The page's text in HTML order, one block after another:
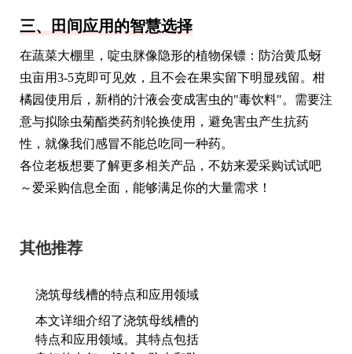
三、田间应用的智慧选择
在蔬菜大棚里，啶虫脒像隐形的植物保镖：防治黄瓜蚜
虫亩用3-5克即可见效，且不会在果实留下明显残留。柑
橘园使用后，新梢的汁液会变成害虫的"毒饮料"。需要注
意与拟除虫菊酯类药剂轮换使用，避免害虫产生抗药
性，就像我们感冒不能总吃同一种药。
各位老板想要了解更多相关产品，不妨来爱采购试试吧
～爱采购信息全面，能够满足你的大量需求！
其他推荐
浇筑母线槽的特点和应用领域
本文详细介绍了浇筑母线槽的
特点和应用领域。其特点包括